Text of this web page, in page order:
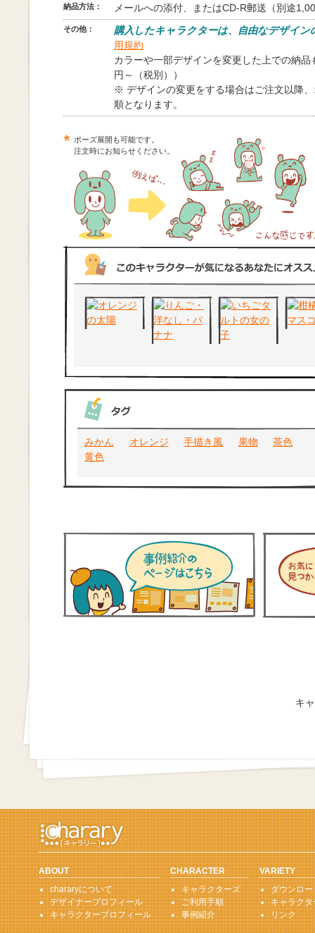
納品方法： メールへの添付、またはCD-R郵送（別途
その他：
購入したキャラクターは、自由なデザイン
用規約
カラーや一部デザインを変更した上での納
円～（税別））
※ デザインの変更をする場合はご注文以降
順となります。
ポーズ展開も可能です。
注文時にお知らせください。
みかん オレンジ 手描き風 果物
茶色
黄色
キ
ABOUT
chararyについて
デザイナープロフィール
キャラクタープロフィール
CHARACTER
キャラクターズ
ご利用手順
事例紹介
VARIETY
ダウンロ
キャラク
リンク